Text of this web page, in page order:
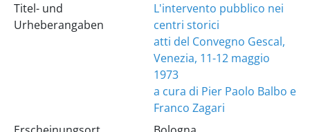
Titel- und
Urheberangaben
L'intervento pubblico nei
centri storici
atti del Convegno Gescal,
Venezia, 11-12 maggio
1973
a cura di Pier Paolo Balbo e
Franco Zagari